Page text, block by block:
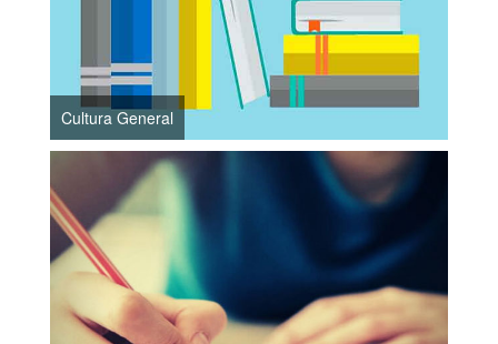
Cultura General